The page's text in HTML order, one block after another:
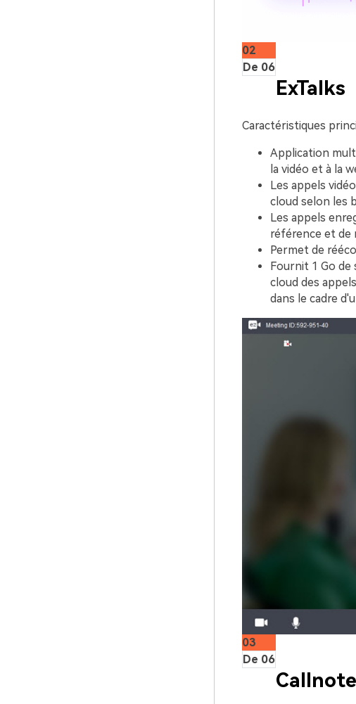
02
De 06
ExTalks
Caractéristiques
Application
la vidéo et à la
Les appels
cloud selon les
Les appels
référence et de
Permet de
Fournit 1 Go
cloud des
dans le cadre
03
De 06
Callnote